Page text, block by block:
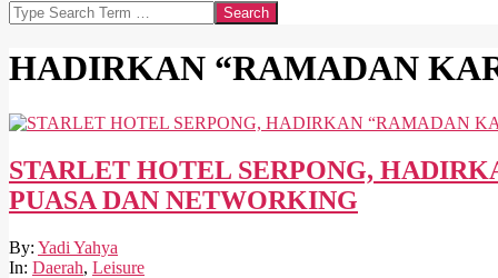
Search
HADIRKAN “RAMADAN
STARLET HOTEL SERPONG,
PUASA DAN NETWORKING
2026-
03-
By: Yadi Yahya
In: Daerah, Leisure